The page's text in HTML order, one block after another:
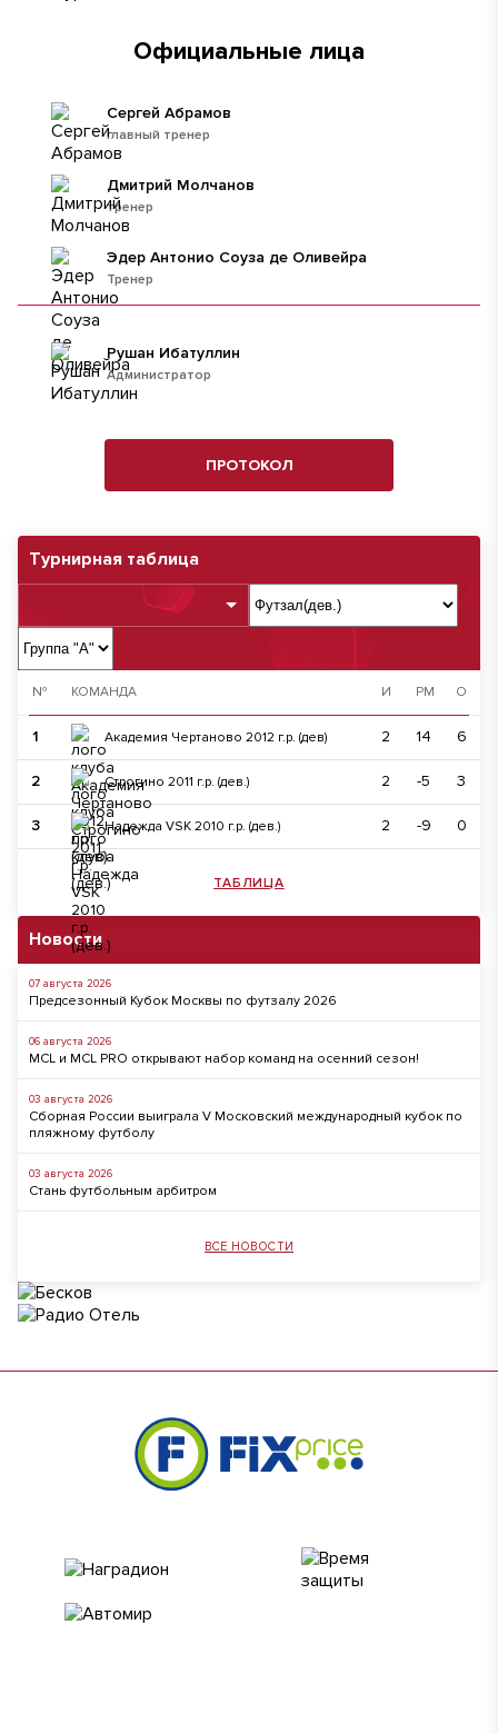
Турнирная таблица
№ КОМАНДА И РМ О
1 Академия Чертаново 2012 г.р. (дев) 2 14 6
2 Строгино 2011 г.р. (дев.) 2 -5 3
3 Надежда VSK 2010 г.р. (дев.) 2 -9 0
ТАБЛИЦА
Новости
07 августа 2026
Предсезонный Кубок Москвы по футзалу 2026
06 августа 2026
MCL и MCL PRO открывают набор команд на осенний сезон!
03 августа 2026
Сборная России выиграла V Московский международный кубок по
пляжному футболу
03 августа 2026
Стань футбольным арбитром
ВСЕ НОВОСТИ
Официальные лица
главный тренер
Сергей Абрамов
тренер
Дмитрий Молчанов
Тренер
Эдер Антонио Соуза де Оливейра
Администратор
Рушан Ибатуллин
ПРОТОКОЛ